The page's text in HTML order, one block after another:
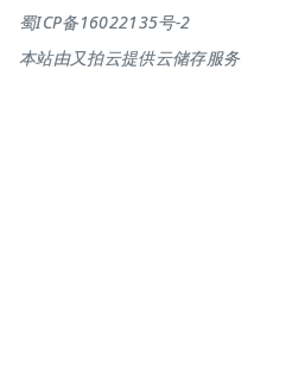
蜀ICP备16022135号-2
本站由又拍云提供云储存服务